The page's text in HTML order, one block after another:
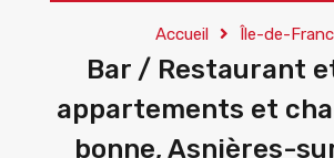
Accueil Île-de-
Bar / Restaurant
appartements et
bonne, Asnières-